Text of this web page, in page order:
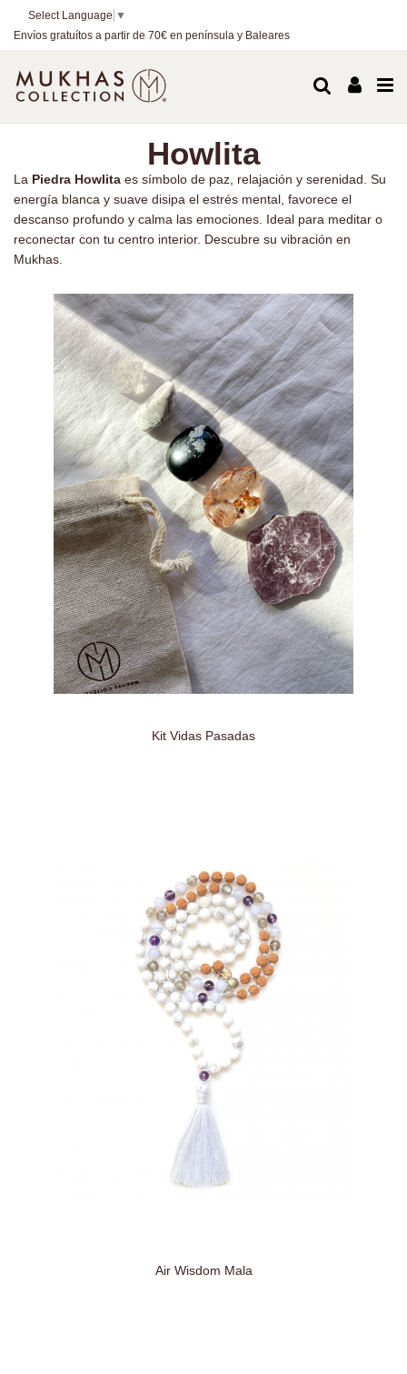
Select Language ▼
Envíos gratuítos a partir de 70€ en península y Baleares
Howlita
La Piedra Howlita es símbolo de paz, relajación y serenidad. Su
energía blanca y suave disipa el estrés mental, favorece el
descanso profundo y calma las emociones. Ideal para meditar o
reconectar con tu centro interior. Descubre su vibración en
Mukhas.
Kit Vidas Pasadas
Air Wisdom Mala